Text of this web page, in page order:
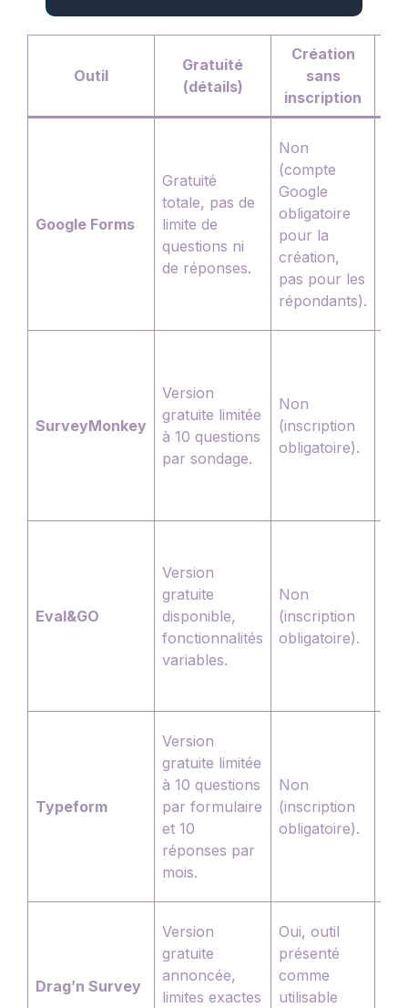
Outil
Gratuité
(détails)
Création
sans
inscription
Google Forms
Gratuité
totale, pas de
limite de
questions ni
de réponses.
Non
(compte
Google
obligatoire
pour la
création,
pas pour les
répondants).
SurveyMonkey
Version
gratuite limitée
à 10 questions
par sondage.
Non
(inscription
obligatoire).
Eval&GO
Version
gratuite
disponible,
fonctionnalités
variables.
Non
(inscription
obligatoire).
Typeform
Version
gratuite limitée
à 10 questions
par formulaire
et 10
réponses par
mois.
Non
(inscription
obligatoire).
Drag’n Survey
Version
gratuite
annoncée,
limites exactes
Oui, outil
présenté
comme
utilisable